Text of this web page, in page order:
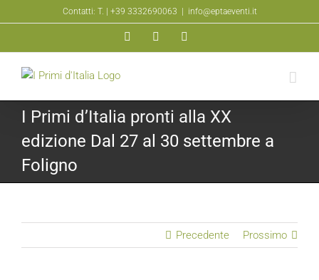
al
Contatti: T. | +39 3332690063 info@eptaeventi.it
FacebookYouTube
I Primi d’Italia pronti alla XX
edizione Dal 27 al 30 settembre a
Foligno
Precedente Prossimo